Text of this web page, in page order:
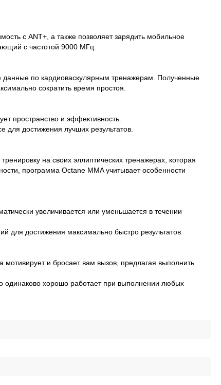
с ANT+, а также позволяет зарядить мобильное
с частотой 9000 МГц.
по кардиоваскулярным тренажерам. Полученные
сократить время простоя.
пространство и эффективность.
достижения лучших результатов.
на своих эллиптических тренажерах, которая
программа Octane MMA учитывает особенности
увеличивается или уменьшается в течении
для достижения максимально быстро результатов.
и бросает вам вызов, предлагая выполнить
одинаково хорошо работает при выполнении любых